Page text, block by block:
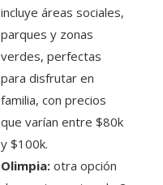
incluye áreas sociales,
parques y zonas
verdes, perfectas
para disfrutar en
familia, con precios
que varían entre $80k
y $100k.
Olimpia: otra opción